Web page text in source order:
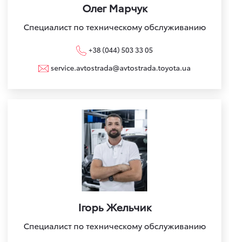
Олег Марчук
Специалист по техническому обслуживанию
+38 (044) 503 33 05
service.avtostrada@avtostrada.toyota.ua
Ігорь Жельчик
Специалист по техническому обслуживанию